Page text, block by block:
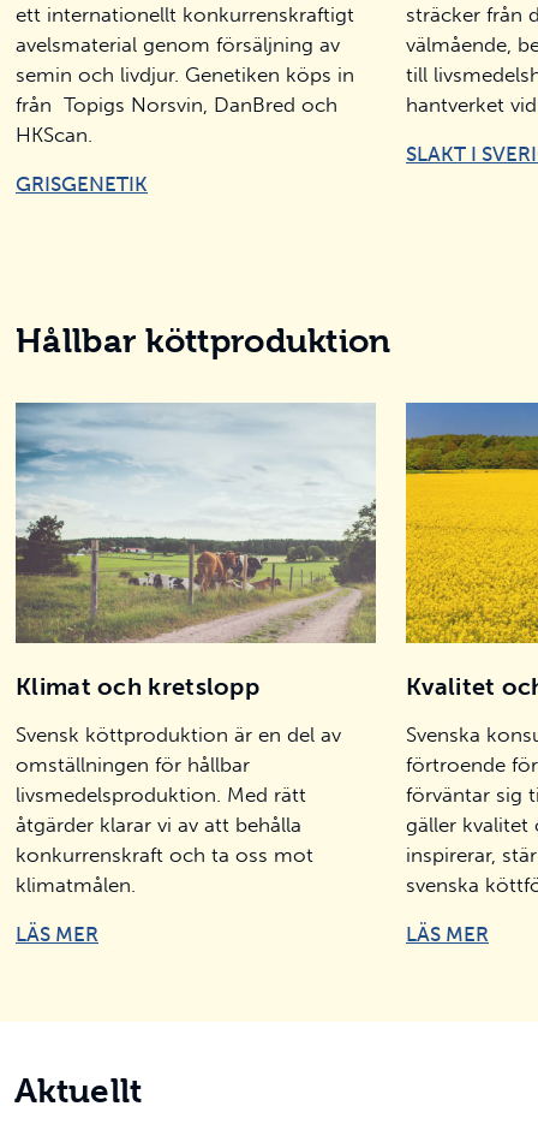
ett internationellt konkurrenskraftigt
avelsmaterial genom försäljning av
semin och livdjur. Genetiken köps in
från Topigs Norsvin, DanBred och
HKScan.
GRISGENETIK
sträcker från
välmående,
till
hantverket
SLAKT I
Hållbar köttproduktion
Klimat och kretslopp
Svensk köttproduktion är en del av
omställningen för hållbar
livsmedelsproduktion. Med rätt
åtgärder klarar vi av att behålla
konkurrenskraft och ta oss mot
klimatmålen.
LÄS MER
Kvalitet
Svenska
förtroende
förväntar sig
gäller kvalitet
inspirerar,
svenska
LÄS MER
Aktuellt